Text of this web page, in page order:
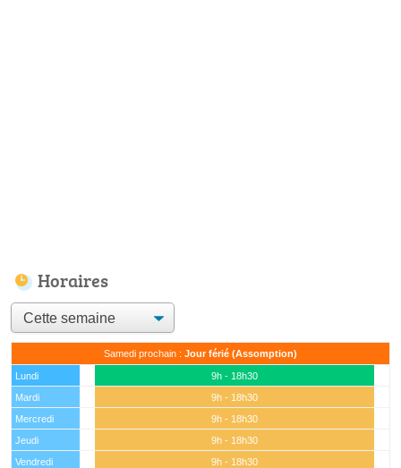
Horaires
Samedi prochain : Jour férié (Assomption)
Lundi
9h - 18h30
Mardi
9h - 18h30
Mercredi
9h - 18h30
Jeudi
9h - 18h30
Vendredi
9h - 18h30